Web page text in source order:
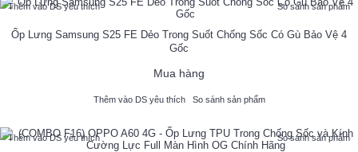
Thêm vào DS yêu thích So sánh sản phẩm
Ốp Lưng Samsung S25 FE Dẻo Trong Suốt Chống Sốc Có Gù Bảo Vệ 4
Gốc
Mua hàng
Thêm vào DS yêu thích So sánh sản phẩm
Thêm vào DS yêu thích So sánh sản phẩm